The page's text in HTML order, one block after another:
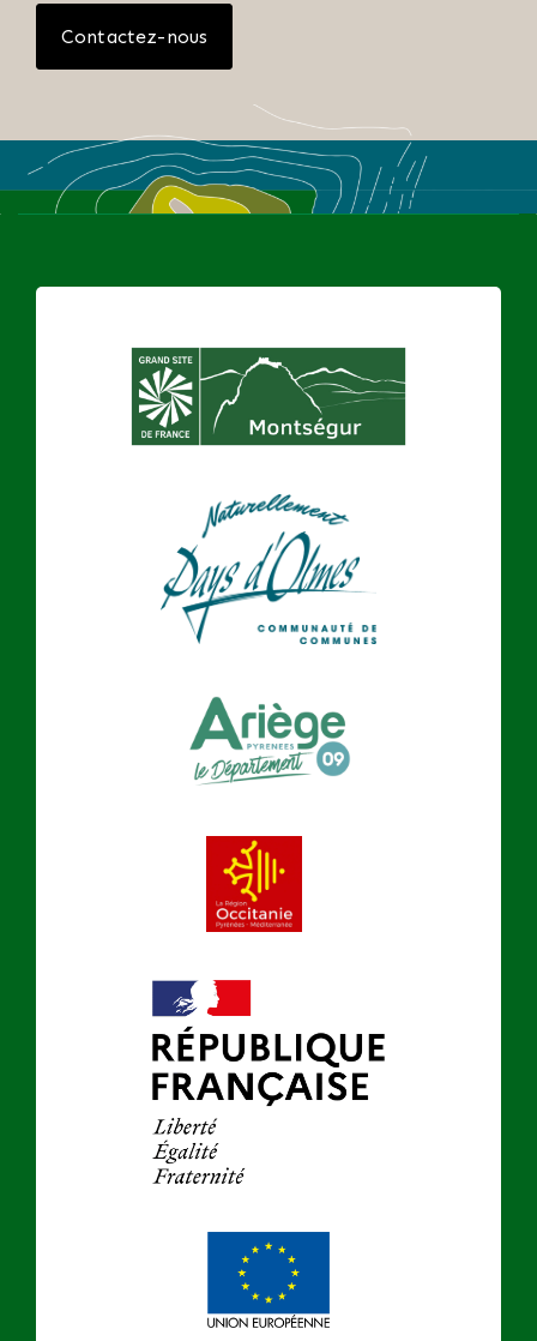
Contactez-nous